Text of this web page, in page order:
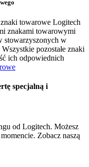
towarowe Logitech
znakami towarowymi
stowarzyszonych w
pozostałe znaki
ich odpowiednich
specjalną i
od Logitech. Możesz
Zobacz naszą